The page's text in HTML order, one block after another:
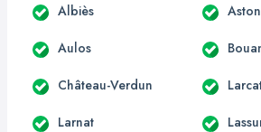
Albiès Aston
Aulos
Château-Verdun
Larnat